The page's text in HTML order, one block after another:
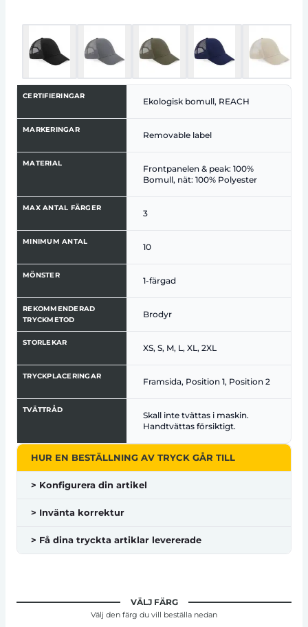
CERTIFIERINGAR
Ekologisk bomull, REACH
MARKERINGAR
Removable label
MATERIAL
Frontpanelen & peak: 100%
Bomull, nät: 100% Polyester
MAX ANTAL FÄRGER
3
MINIMUM ANTAL
10
MÖNSTER
1-färgad
REKOMMENDERAD
TRYCKMETOD
Brodyr
STORLEKAR
XS, S, M, L, XL, 2XL
TRYCKPLACERINGAR
Framsida, Position 1, Position 2
TVÄTTRÅD
Skall inte tvättas i maskin.
Handtvättas försiktigt.
HUR EN BESTÄLLNING AV TRYCK GÅR TILL
> Konfigurera din artikel
> Invänta korrektur
> Få dina tryckta artiklar levererade
VÄLJ FÄRG
Välj den färg du vill beställa nedan